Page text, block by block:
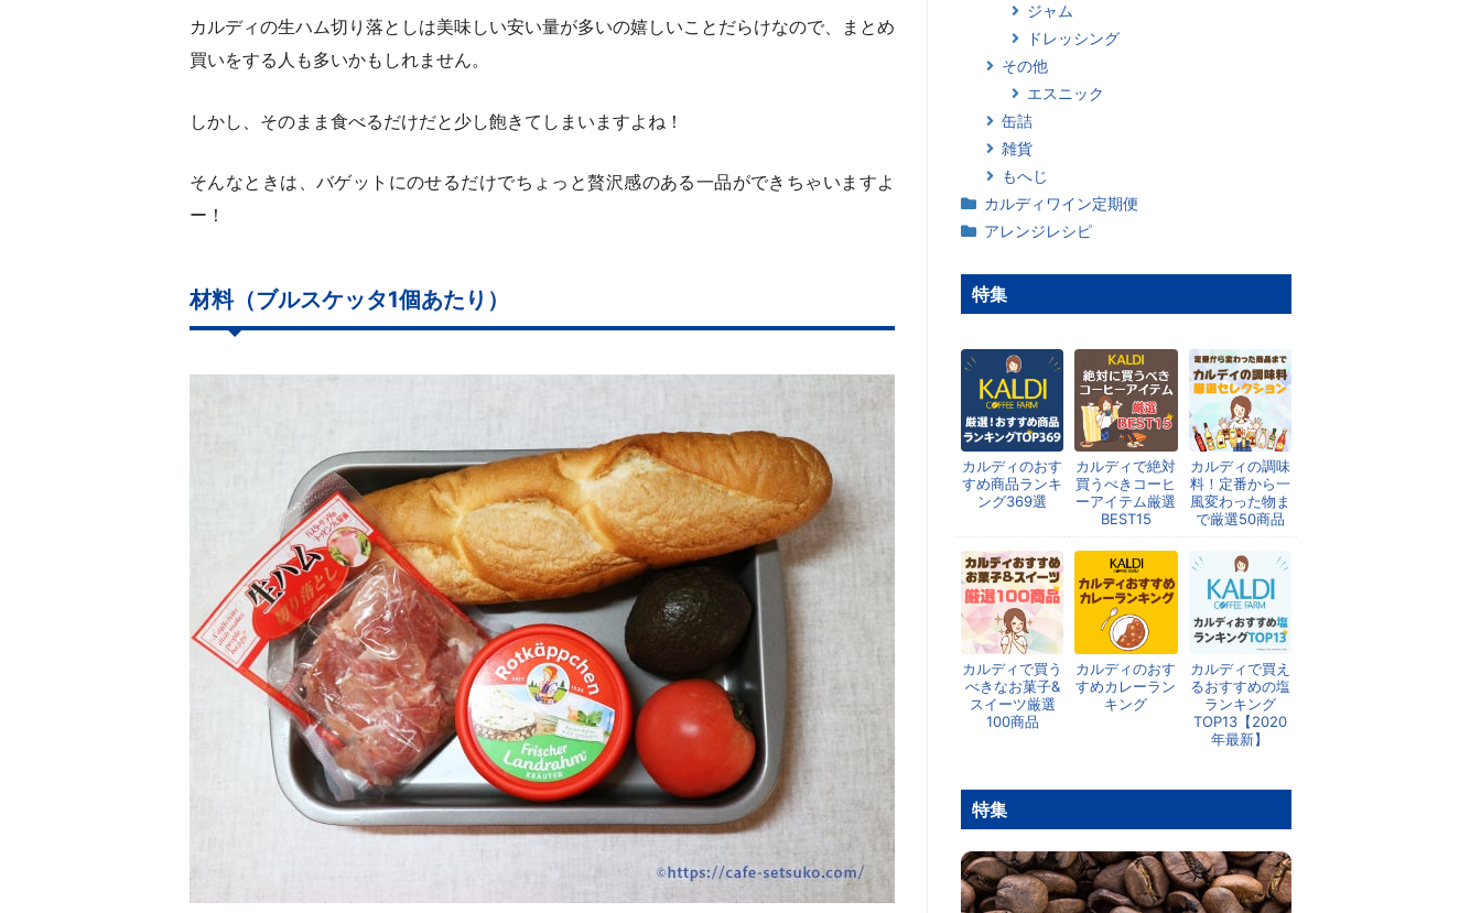
カルディの生ハム切り落としは美味しい安い量が多いの嬉しいことだらけなので、まとめ
買いをする人も多いかもしれません。
しかし、そのまま食べるだけだと少し飽きてしまいますよね！
そんなときは、バゲットにのせるだけでちょっと贅沢感のある一品ができちゃいますよ
ー！
材料（ブルスケッタ1個あたり）
ジャム
ドレッシング
その他
エスニック
缶詰
雑貨
もへじ
カルディワイン定期便
アレンジレシピ
特集
カルディのおす
すめ商品ランキ
ング369選
カルディで絶対
買うべきコーヒ
ーアイテム厳選
BEST15
カルディの調味
料！定番から一
風変わった物ま
で厳選50商品
カルディで買う
べきなお菓子&
スイーツ厳選
100商品
カルディのおす
すめカレーラン
キング
カルディで買え
るおすすめの塩
ランキング
TOP13【2020
年最新】
特集